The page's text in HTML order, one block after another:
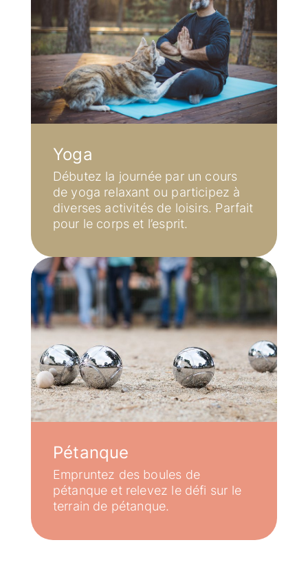
Service
Actualités
Nos dernières actualités
Yoga
Débutez la journée par un cours
de yoga relaxant ou participez à
diverses activités de loisirs. Parfait
pour le corps et l’esprit.
Pétanque
Empruntez des boules de
pétanque et relevez le défi sur le
terrain de pétanque.